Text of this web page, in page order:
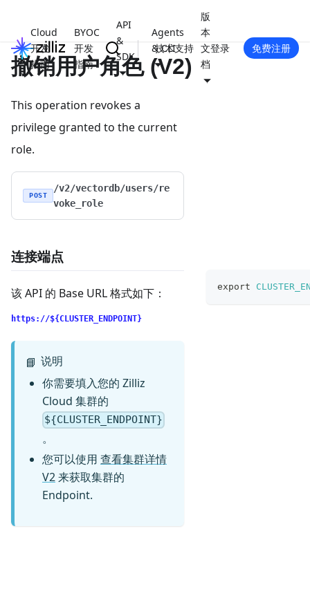
Cloud
开发
指南
BYOC
开发
指南
API
&
SDK
Agents
& CLI
版
本
文
档
技术支持 登录 免费注册
撤销用户角色 (V2)
This operation revokes a
privilege granted to the current
role.
POST
/v2/vectordb/users/re
voke_role
连接端点
该 API 的 Base URL 格式如下：
https://${CLUSTER_ENDPOINT}
📘 说明
你需要填入您的 Zilliz
Cloud 集群的
${CLUSTER_ENDPOINT}
。
您可以使用 查看集群详情
V2来获取集群的
Endpoint.
export